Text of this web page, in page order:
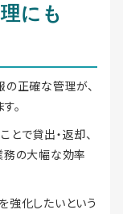
にも
の正確な管理が、
。
で貸出・返却、
務の大幅な効率
強化したいという